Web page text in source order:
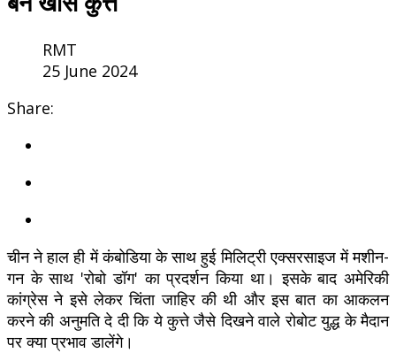
RMT
25 June 2024
Share:
चीन ने हाल ही में कंबोडिया के साथ हुई मिलिट्री एक्सरसाइज में मशीन-
गन के साथ 'रोबो डॉग' का प्रदर्शन किया था। इसके बाद अमेरिकी
कांग्रेस ने इसे लेकर चिंता जाहिर की थी और इस बात का आकलन
करने की अनुमति दे दी कि ये कुत्ते जैसे दिखने वाले रोबोट युद्ध के मैदान
पर क्या प्रभाव डालेंगे।